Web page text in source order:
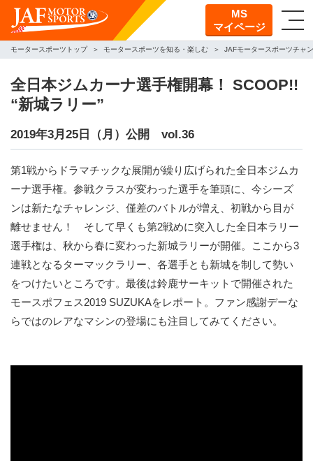
MS
マイページ
モータースポーツトップ モータースポーツを知る・楽しむ JAFモータースポーツチャ
全日本ジムカーナ選手権開幕！ SCOOP!!
“新城ラリー”
2019年3月25日（月）公開 vol.36
第1戦からドラマチックな展開が繰り広げられた全日本ジムカ
ーナ選手権。参戦クラスが変わった選手を筆頭に、今シーズ
ンは新たなチャレンジ、僅差のバトルが増え、初戦から目が
離せません！ そして早くも第2戦めに突入した全日本ラリー
選手権は、秋から春に変わった新城ラリーが開催。ここから3
連戦となるターマックラリー、各選手とも新城を制して勢い
をつけたいところです。最後は鈴鹿サーキットで開催された
モースポフェス2019 SUZUKAをレポート。ファン感謝デーな
らではのレアなマシンの登場にも注目してみてください。